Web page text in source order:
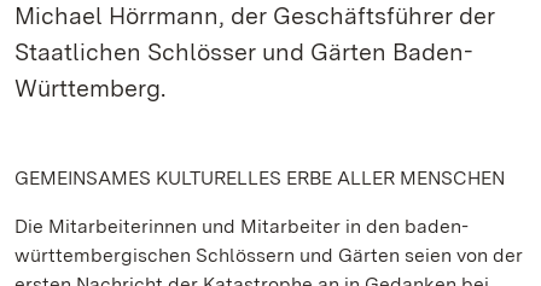
Michael Hörrmann, der Geschäftsführer der
Staatlichen Schlösser und Gärten Baden-
Württemberg.
GEMEINSAMES KULTURELLES ERBE ALLER MENSCHEN
Die Mitarbeiterinnen und Mitarbeiter in den baden-
württembergischen Schlössern und Gärten seien von der